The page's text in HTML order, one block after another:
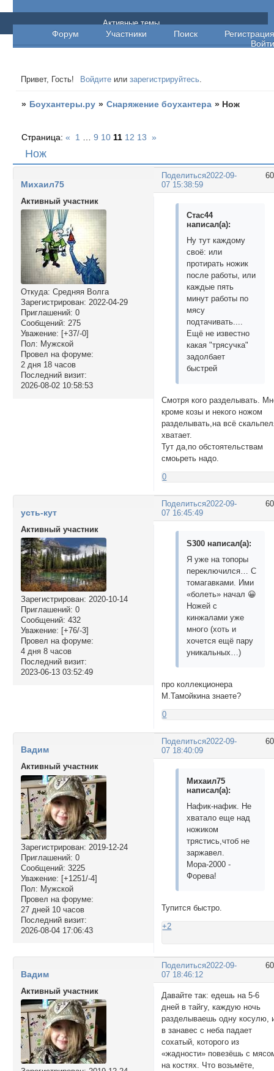
Боухантеры.ру
Форум Участники Поиск
Регистрация
Войти
Активные темы
Привет, Гость! Войдите илизарегистрируйтесь.
» Боухантеры.ру » Снаряжение боухантера » Нож
Нож
Страница:« 1 9 10 11 12 13 »
Поделиться2022-09-
07 15:38:59
Михаил75
Активный участник
Откуда: Средняя Волга
Зарегистрирован: 2022-04-29
Приглашений: 0
Сообщений: 275
Уважение: [+37/-0]
Пол: Мужской
Провел на форуме:
2 дня 18 часов
Последний визит:
2026-08-02 10:58:53
Стас44
написал(а):
Ну тут каждому
своё: или
протирать ножик
после работы, или
каждые пять
минут работы по
мясу
подтачивать....
Ещё не известно
какая "трясучка"
задолбает
быстрей
Смотря кого разделывать.
кроме козы и некого ножом
разделывать,на всё
хватает.
Тут да,по обстоятельствам
смоьреть надо.
0
Поделиться2022-09-
07 16:45:49
усть-кут
Активный участник
Зарегистрирован: 2020-10-14
Приглашений: 0
Сообщений: 432
Уважение: [+76/-3]
Провел на форуме:
4 дня 8 часов
Последний визит:
2023-06-13 03:52:49
S300 написал(а):
Я уже на топоры
переключился… С
томагавками. Ими
«болеть» начал 😀
Ножей с
кинжалами уже
много (хоть и
хочется ещё пару
уникальных…)
про коллекционера
М.Тамойкина знаете?
0
Поделиться2022-09-
07 18:40:09
Вадим
Активный участник
Зарегистрирован: 2019-12-24
Приглашений: 0
Сообщений: 3225
Уважение: [+1251/-4]
Пол: Мужской
Провел на форуме:
27 дней 10 часов
Последний визит:
2026-08-04 17:06:43
Михаил75
написал(а):
Нафик-нафик. Не
хватало еще над
ножиком
трястись,чтоб не
заржавел.
Мора-2000 -
Форева!
Тупится быстро.
+2
Поделиться2022-09-
07 18:46:12
Вадим
Активный участник
Давайте так: едешь на 5-6
дней в тайгу, каждую ночь
разделываешь одну косулю,
в занавес с неба падает
сохатый, которого из
«жадности» повезёшь с
на костях. Что возьмёте,